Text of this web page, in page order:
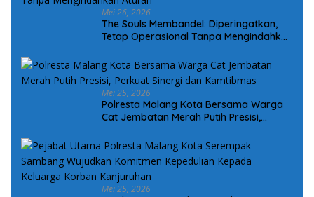
Mei 26, 2026
The Souls Membandel: Diperingatkan,
Tetap Operasional Tanpa Mengindahkan
Mei 25, 2026
Polresta Malang Kota Bersama Warga
Cat Jembatan Merah Putih Presisi,
Mei 25, 2026